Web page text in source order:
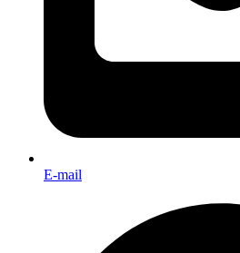
E-mail